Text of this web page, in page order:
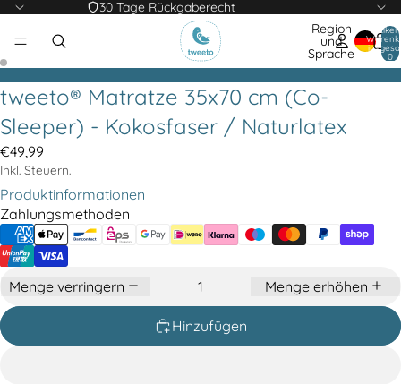
30 Tage Rückgaberecht
Region
und
Sprache
Artikel
0
tweeto® Matratze 35x70 cm (Co-
Sleeper) - Kokosfaser / Naturlatex
€49,99
Inkl. Steuern.
Produktinformationen
Zahlungsmethoden
Menge verringern Menge erhöhen
Hinzufügen